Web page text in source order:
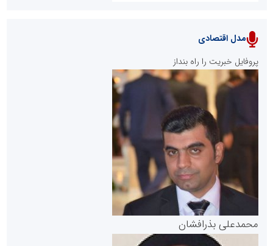
پایگاه خبری نهضت ملی مسکن
پایگاه خبری گفتمان یزد
سازمان بورس و اوراق بهادار
مرجع اخبار موثق در بازارسرمایه
مدل اقتصادی
پروفایل خبریت را راه بنداز
محمدعلی بذرافشان